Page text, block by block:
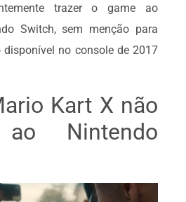
trazer o game ao
Switch, sem menção para
no console de 2017
Kart X não
ao Nintendo